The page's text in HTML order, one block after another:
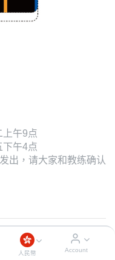
人民幣 Account
上午9点
下午4点
出，请大家和教练确认
尺寸指南